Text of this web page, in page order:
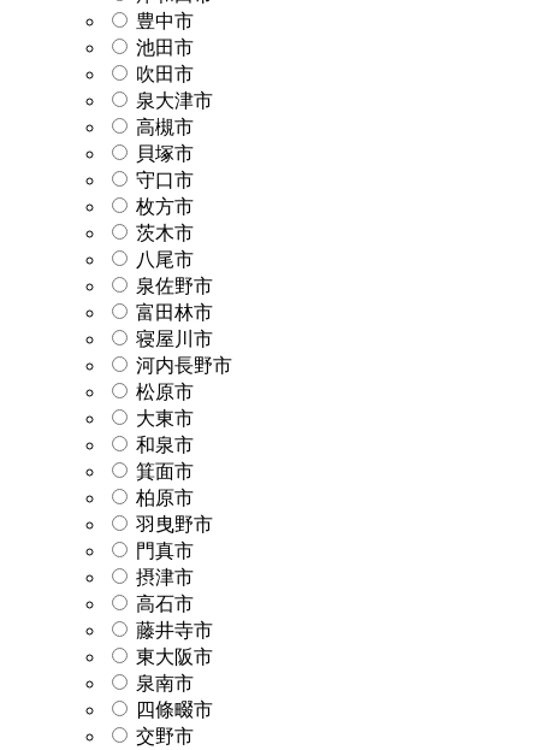
豊中市
池田市
吹田市
泉大津市
高槻市
貝塚市
守口市
枚方市
茨木市
八尾市
泉佐野市
富田林市
寝屋川市
河内長野市
松原市
大東市
和泉市
箕面市
柏原市
羽曳野市
門真市
摂津市
高石市
藤井寺市
東大阪市
泉南市
四條畷市
交野市